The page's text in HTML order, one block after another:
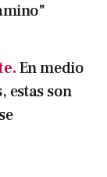
En medio
estas son